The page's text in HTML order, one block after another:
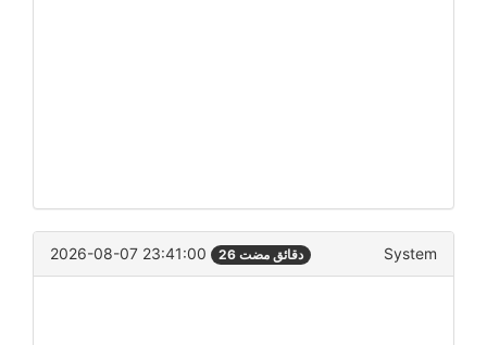
2026-08-07 23:41:00 26 دقائق مضت System